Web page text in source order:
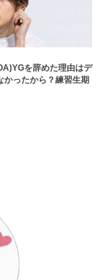
を辞めた理由はデ
かったから？練習生期